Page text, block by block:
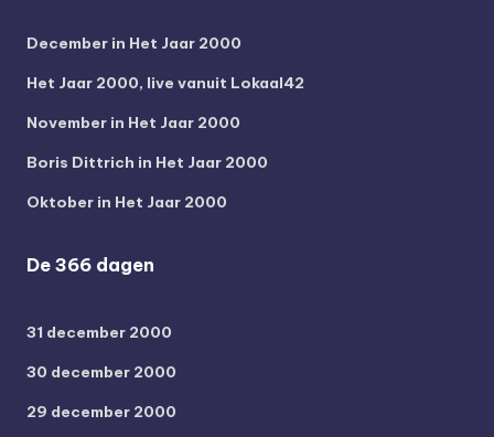
December in Het Jaar 2000
Het Jaar 2000, live vanuit Lokaal42
November in Het Jaar 2000
Boris Dittrich in Het Jaar 2000
Oktober in Het Jaar 2000
De 366 dagen
31 december 2000
30 december 2000
29 december 2000